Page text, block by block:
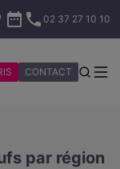
02 37 27 10 10
CONTACT
par région